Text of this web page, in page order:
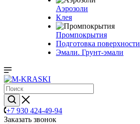
Аэрозоли
Клея
Промпокрытия
Подготовка поверхности
Эмали. Грунт-эмали
+7 930 424-49-94
Заказать звонок